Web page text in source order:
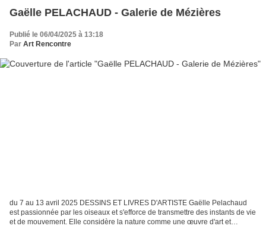
Gaëlle PELACHAUD - Galerie de Mézières
Publié le 06/04/2025 à 13:18
Par Art Rencontre
du 7 au 13 avril 2025 DESSINS ET LIVRES D'ARTISTE Gaëlle Pelachaud
est passionnée par les oiseaux et s'efforce de transmettre des instants de vie
et de mouvement. Elle considère la nature comme une œuvre d'art et